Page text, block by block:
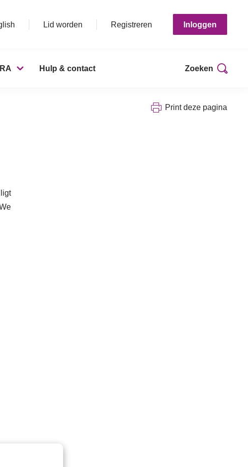
Lid worden Registreren Inloggen
Hulp & contact Zoeken
Print deze pagina